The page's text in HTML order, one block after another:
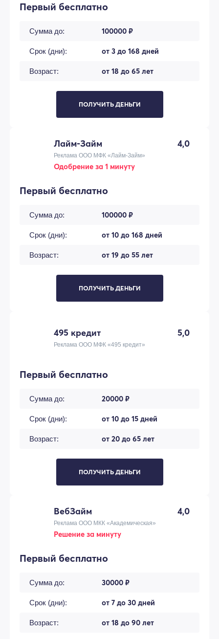
Первый бесплатно
Сумма до: 100000 ₽
Срок (дни): от 3 до 168 дней
Возраст: от 18 до 65 лет
ПОЛУЧИТЬ ДЕНЬГИ
Лайм-Займ 4,0
Реклама ООО МФК «Лайм-Займ»
Одобрение за 1 минуту
Первый бесплатно
Сумма до: 100000 ₽
Срок (дни): от 10 до 168 дней
Возраст: от 19 до 55 лет
ПОЛУЧИТЬ ДЕНЬГИ
495 кредит 5,0
Реклама ООО МФК «495 кредит»
Первый бесплатно
Сумма до: 20000 ₽
Срок (дни): от 10 до 15 дней
Возраст: от 20 до 65 лет
ПОЛУЧИТЬ ДЕНЬГИ
ВебЗайм 4,0
Реклама ООО МКК «Академическая»
Решение за минуту
Первый бесплатно
Сумма до: 30000 ₽
Срок (дни): от 7 до 30 дней
Возраст: от 18 до 90 лет